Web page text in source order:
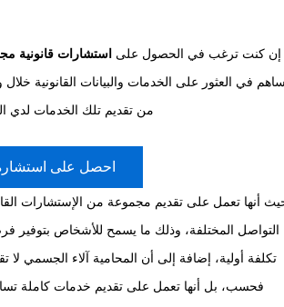
إن كنت ترغب في الحصول على استشارات قانونية
في العثور على الخدمات والبيانات القانونية
من تقديم تلك الخدمات لدي
احصل على استشارة
أنها تعمل على تقديم مجموعة من الإستشارات
التواصل المختلفة، وذلك ما يسمح للأشخاص بتوفير
تكلفة أولية، إضافة إلى أن المحامية آلاء الجسمي لا
فحسب، بل أنها تعمل على تقديم خدمات كاملة